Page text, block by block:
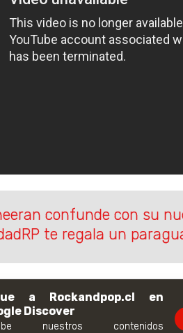
confunde con su
te regala un
a Rockandpop.cl en
Discover
nuestros contenidos